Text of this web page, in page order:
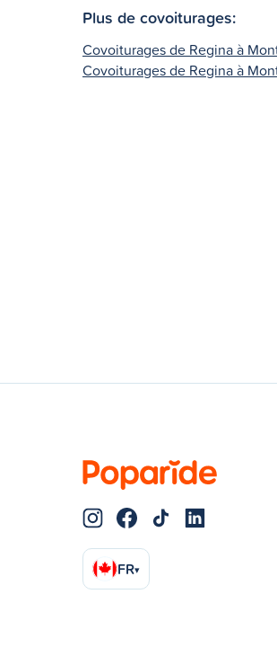
Plus de covoiturages:
Covoiturages de Regina à
Covoiturages de Regina à
FR▾